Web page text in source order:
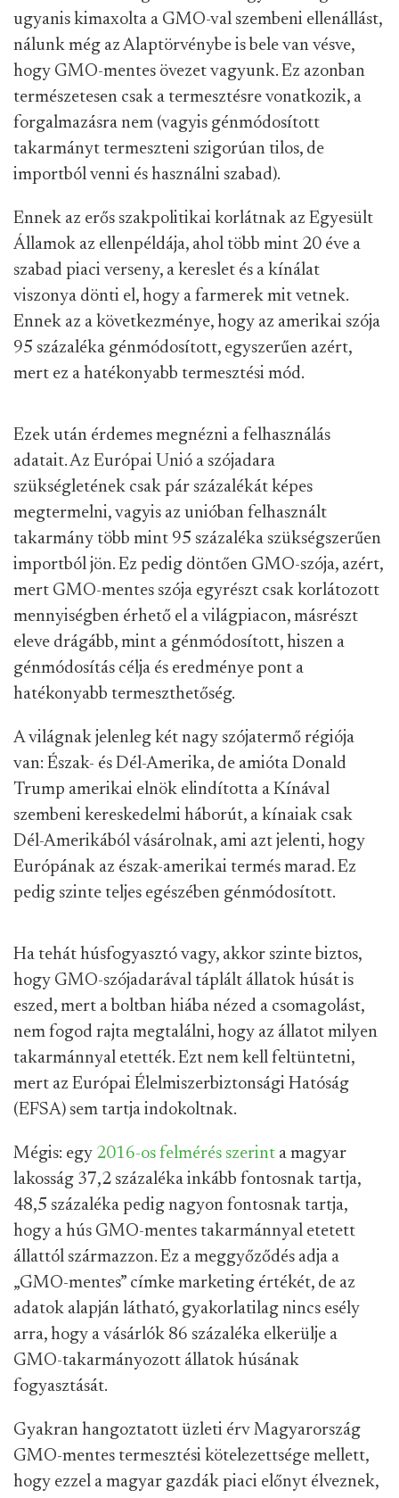
ugyanis kimaxolta a GMO-val szembeni ellenállást,
nálunk még az Alaptörvénybe is bele van vésve,
hogy GMO-mentes övezet vagyunk. Ez azonban
természetesen csak a termesztésre vonatkozik, a
forgalmazásra nem (vagyis génmódosított
takarmányt termeszteni szigorúan tilos, de
importból venni és használni szabad).
Ennek az erős szakpolitikai korlátnak az Egyesült
Államok az ellenpéldája, ahol több mint 20 éve a
szabad piaci verseny, a kereslet és a kínálat
viszonya dönti el, hogy a farmerek mit vetnek.
Ennek az a következménye, hogy az amerikai szója
95 százaléka génmódosított, egyszerűen azért,
mert ez a hatékonyabb termesztési mód.
Ezek után érdemes megnézni a felhasználás
adatait. Az Európai Unió a szójadara
szükségletének csak pár százalékát képes
megtermelni, vagyis az unióban felhasznált
takarmány több mint 95 százaléka szükségszerűen
importból jön. Ez pedig döntően GMO-szója, azért,
mert GMO-mentes szója egyrészt csak korlátozott
mennyiségben érhető el a világpiacon, másrészt
eleve drágább, mint a génmódosított, hiszen a
génmódosítás célja és eredménye pont a
hatékonyabb termeszthetőség.
A világnak jelenleg két nagy szójatermő régiója
van: Észak- és Dél-Amerika, de amióta Donald
Trump amerikai elnök elindította a Kínával
szembeni kereskedelmi háborút, a kínaiak csak
Dél-Amerikából vásárolnak, ami azt jelenti, hogy
Európának az észak-amerikai termés marad. Ez
pedig szinte teljes egészében génmódosított.
Ha tehát húsfogyasztó vagy, akkor szinte biztos,
hogy GMO-szójadarával táplált állatok húsát is
eszed, mert a boltban hiába nézed a csomagolást,
nem fogod rajta megtalálni, hogy az állatot milyen
takarmánnyal etették. Ezt nem kell feltüntetni,
mert az Európai Élelmiszerbiztonsági Hatóság
(EFSA) sem tartja indokoltnak.
Mégis: egy 2016-os felmérés szerint a magyar
lakosság 37,2 százaléka inkább fontosnak tartja,
48,5 százaléka pedig nagyon fontosnak tartja,
hogy a hús GMO-mentes takarmánnyal etetett
állattól származzon. Ez a meggyőződés adja a
„GMO-mentes” címke marketing értékét, de az
adatok alapján látható, gyakorlatilag nincs esély
arra, hogy a vásárlók 86 százaléka elkerülje a
GMO-takarmányozott állatok húsának
fogyasztását.
Gyakran hangoztatott üzleti érv Magyarország
GMO-mentes termesztési kötelezettsége mellett,
hogy ezzel a magyar gazdák piaci előnyt élveznek,